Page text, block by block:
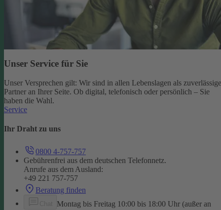
Unser Service für Sie
Unser Versprechen gilt: Wir sind in allen Lebenslagen als
Partner an Ihrer Seite. Ob digital, telefonisch oder persönlich – Sie
haben die Wahl.
Service
Ihr Draht zu uns
0800 4-757-757
Gebührenfrei aus dem deutschen Telefonnetz.
Anrufe aus dem Ausland:
+49 221 757-757
Beratung finden
Montag bis Freitag 10:00 bis 18:00 Uhr (außer an